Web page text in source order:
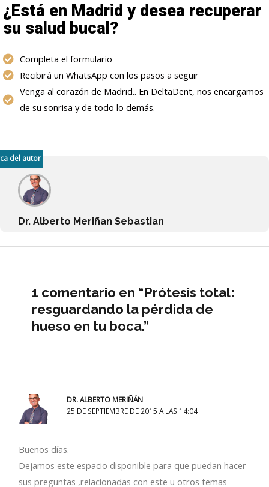
¿Está en Madrid y desea recuperar
su salud bucal?
Completa el formulario
Recibirá un WhatsApp con los pasos a seguir
Venga al corazón de Madrid.. En DeltaDent, nos encargamos
de su sonrisa y de todo lo demás.
del autor
Dr. Alberto Meriñan Sebastian
1 comentario en “Prótesis total:
resguardando la pérdida de
hueso en tu boca.”
DR. ALBERTO MERIÑÁN
25 DE SEPTIEMBRE DE 2015 A LAS 14:04
Buenos días.
Dejamos este espacio disponible para que puedan hacer
sus preguntas ,relacionadas con este u otros temas